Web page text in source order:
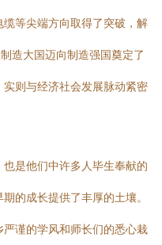
等尖端方向取得了突破，解
造大国迈向制造强国奠定了
则与经济社会发展脉动紧密
是他们中许多人毕生奉献的
的成长提供了丰厚的土壤。
谨的学风和师长们的悉心栽